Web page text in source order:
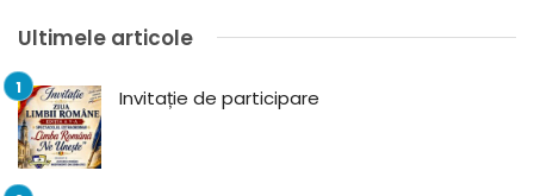
Ultimele articole
Invitație de participare